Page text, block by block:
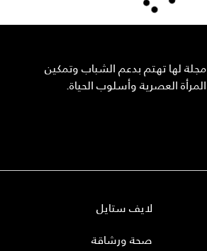
مجلة لها تهتم بدعم الشباب وتمكين
المرأة العصرية وأسلوب الحياة.
لايف ستايل
صحة ورشاقة